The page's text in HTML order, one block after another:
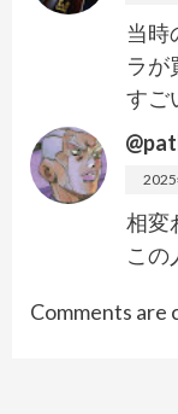
当時
ラが
すご
相変
この
Comments are